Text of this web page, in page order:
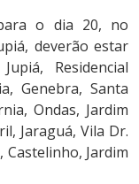
o dia 20, no
deverão estar
Residencial
Genebra, Santa
Ondas, Jardim
Jaraguá, Vila Dr.
Castelinho, Jardim